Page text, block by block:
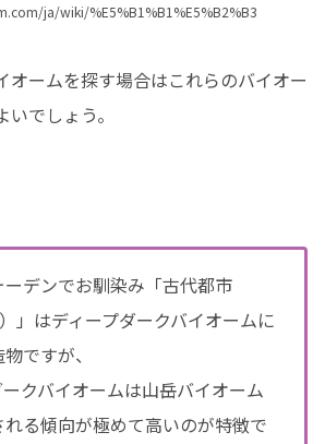
ja/wiki/%E5%B1%B1%E5%B2%B3
オームを探す場合はこれらのバイオー
でしょう。
デンでお馴染み「古代都市
」はディープダークバイオームに
ですが、
クバイオームは山岳バイオーム
る傾向が極めて高いのが特徴で